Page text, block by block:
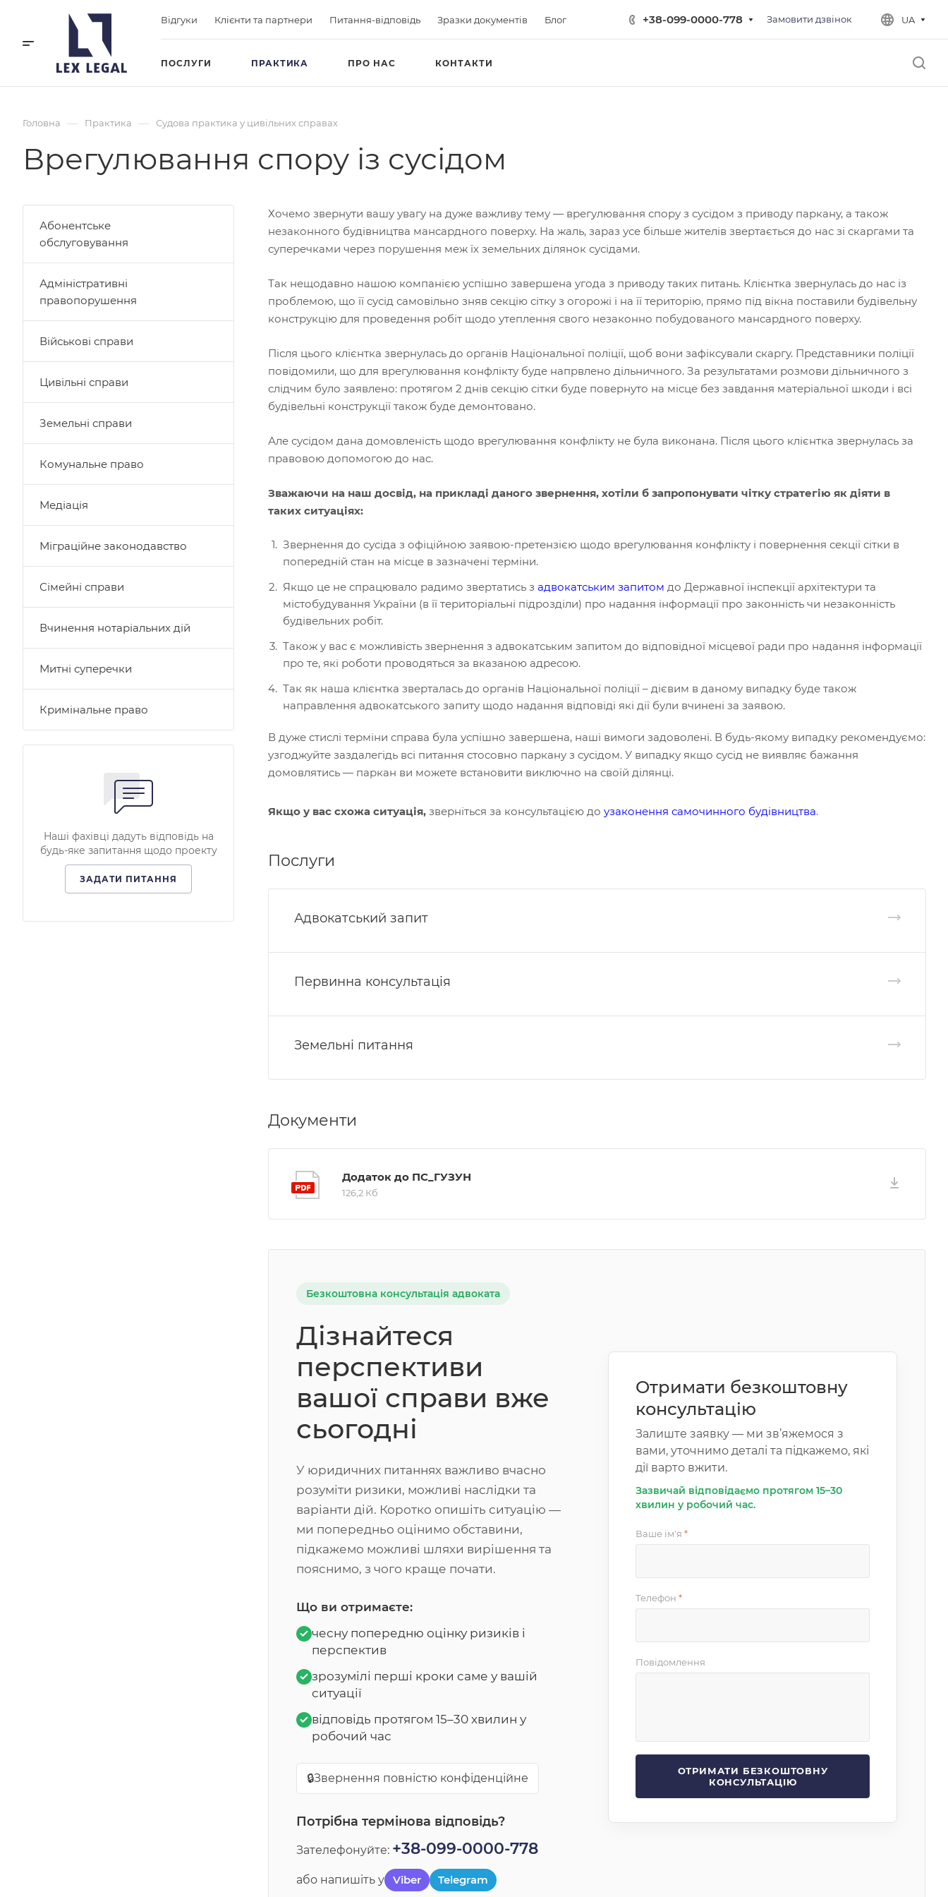
Відгуки Клієнти та партнери Питання-відповідь Зразки документів Блог +38-099-0000-778 Замовити дзвінок UA
ПОСЛУГИ ПРАКТИКА ПРО НАС КОНТАКТИ
Головна — Практика — Судова практика у цивільних справах
Врегулювання спору із сусідом
Хочемо звернути вашу увагу на дуже важливу тему — врегулювання спору з сусідом з приводу паркану, а також
незаконного будівництва мансардного поверху. На жаль, зараз усе більше жителів звертається до нас зі скаргами та
суперечками через порушення меж їх земельних ділянок сусідами.
Так нещодавно нашою компанією успішно завершена угода з приводу таких питань. Клієнтка звернулась до нас із
проблемою, що її сусід самовільно зняв секцію сітку з огорожі і на її територію, прямо під вікна поставили будівельну
конструкцію для проведення робіт щодо утеплення свого незаконно побудованого мансардного поверху.
Після цього клієнтка звернулась до органів Національної поліції, щоб вони зафіксували скаргу. Представники поліції
повідомили, що для врегулювання конфлікту буде напрвлено дільничного. За результатами розмови дільничного з
слідчим було заявлено: протягом 2 днів секцію сітки буде повернуто на місце без завдання матеріальної шкоди і всі
будівельні конструкції також буде демонтовано.
Але сусідом дана домовленість щодо врегулювання конфлікту не була виконана. Після цього клієнтка звернулась за
правовою допомогою до нас.
Зважаючи на наш досвід, на прикладі даного звернення, хотіли б запропонувати чітку стратегію як діяти в
таких ситуаціях:
Звернення до сусіда з офіційною заявою-претензією щодо врегулювання конфлікту і повернення секції сітки в
попередній стан на місце в зазначені терміни.
Якщо це не спрацювало радимо звертатись з адвокатським запитом до Державної інспекції архітектури та
містобудування України (в її територіальні підрозділи) про надання інформації про законність чи незаконність
будівельних робіт.
Також у вас є можливість звернення з адвокатським запитом до відповідної місцевої ради про надання інформації
про те, які роботи проводяться за вказаною адресою.
Так як наша клієнтка зверталась до органів Національної поліції – дієвим в даному випадку буде також
направлення адвокатського запиту щодо надання відповіді які дії були вчинені за заявою.
В дуже стислі терміни справа була успішно завершена, наші вимоги задоволені. В будь-якому випадку рекомендуємо:
узгоджуйте заздалегідь всі питання стосовно паркану з сусідом. У випадку якщо сусід не виявляє бажання
домовлятись — паркан ви можете встановити виключно на своїй ділянці.
Якщо у вас схожа ситуація, зверніться за консультацією до узаконення самочинного будівництва.
Послуги
Адвокатський запит
Первинна консультація
Земельні питання
Документи
Додаток до ПС_ГУЗУН
126,2 Кб
Безкоштовна консультація адвоката
Дізнайтеся
перспективи
вашої справи вже
сьогодні
У юридичних питаннях важливо вчасно
розуміти ризики, можливі наслідки та
варіанти дій. Коротко опишіть ситуацію —
ми попередньо оцінимо обставини,
підкажемо можливі шляхи вирішення та
пояснимо, з чого краще почати.
Що ви отримаєте:
чесну попередню оцінку ризиків і
перспектив
зрозумілі перші кроки саме у вашій
ситуації
відповідь протягом 15–30 хвилин у
робочий час
🔒Звернення повністю конфіденційне
Потрібна термінова відповідь?
Зателефонуйте: +38-099-0000-778
або напишіть у Viber Telegram
Отримати безкоштовну
консультацію
Залиште заявку — ми зв’яжемося з
вами, уточнимо деталі та підкажемо, які
дії варто вжити.
Зазвичай відповідаємо протягом 15–30
хвилин у робочий час.
Ваше ім'я *
Телефон *
Повідомлення
Абонентське
обслуговування
Адміністративні
правопорушення
Військові справи
Цивільні справи
Земельні справи
Комунальне право
Медіація
Міграційне законодавство
Сімейні справи
Вчинення нотаріальних дій
Митні суперечки
Кримінальне право
Наші фахівці дадуть відповідь на
будь-яке запитання щодо проекту
ЗАДАТИ ПИТАННЯ